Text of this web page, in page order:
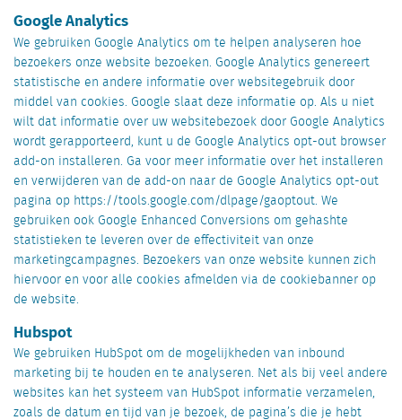
Google Analytics
We gebruiken Google Analytics om te helpen analyseren hoe
bezoekers onze website bezoeken. Google Analytics genereert
statistische en andere informatie over websitegebruik door
middel van cookies. Google slaat deze informatie op. Als u niet
wilt dat informatie over uw websitebezoek door Google Analytics
wordt gerapporteerd, kunt u de Google Analytics opt-out browser
add-on installeren. Ga voor meer informatie over het installeren
en verwijderen van de add-on naar de Google Analytics opt-out
pagina op https://tools.google.com/dlpage/gaoptout. We
gebruiken ook Google Enhanced Conversions om gehashte
statistieken te leveren over de effectiviteit van onze
marketingcampagnes. Bezoekers van onze website kunnen zich
hiervoor en voor alle cookies afmelden via de cookiebanner op
de website.
Hubspot
We gebruiken HubSpot om de mogelijkheden van inbound
marketing bij te houden en te analyseren. Net als bij veel andere
websites kan het systeem van HubSpot informatie verzamelen,
zoals de datum en tijd van je bezoek, de pagina’s die je hebt